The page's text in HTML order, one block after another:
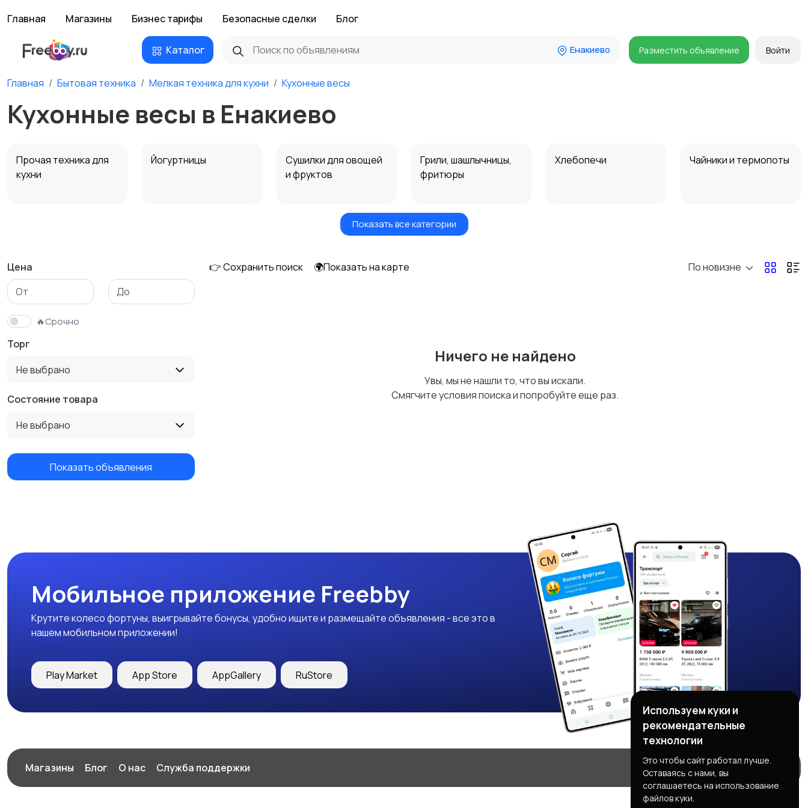
Главная Магазины Бизнес тарифы Безопасные сделки Блог
Каталог Енакиево Разместить объявление Войти
Главная Бытовая техника Мелкая техника для кухни Кухонные весы
Кухонные весы в Енакиево
Прочая техника для
кухни
Йогуртницы
Сушилки для овощей
и фруктов
Грили, шашлычницы,
фритюры
Хлебопечи Чайники и термопоты
Мультиварки и
Кухонные весы
Бутербродницы,
сэндвичницы,
тостеры
Кухонные комбайны,
Показать все категории
Цена
🔥Срочно
Торг
Не выбрано
Состояние товара
Не выбрано
Показать объявления
👉 Сохранить поиск 🌍Показать на карте По новизне
Ничего не найдено
Увы, мы не нашли то, что вы искали.
Смягчите условия поиска и попробуйте еще раз.
Мобильное приложение Freebby
Крутите колесо фортуны, выигрывайте бонусы, удобно ищите и размещайте объявления - все это в
нашем мобильном приложении!
Play Market App Store AppGallery RuStore
Магазины Блог О нас Служба поддержки
Используем куки и
рекомендательные
технологии
Это чтобы сайт работал лучше.
Оставаясь с нами, вы
соглашаетесь на использование
файлов куки.